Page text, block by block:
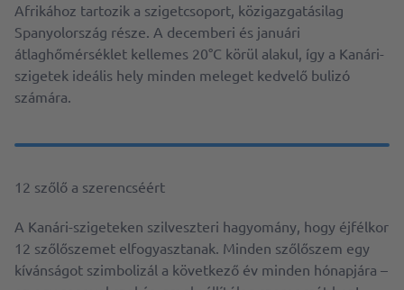
Afrikához tartozik a szigetcsoport, közigazgatásilag
Spanyolország része. A decemberi és januári
átlaghőmérséklet kellemes 20°C körül alakul, így a Kanári-
szigetek ideális hely minden meleget kedvelő bulizó
számára.
12 szőlő a szerencséért
A Kanári-szigeteken szilveszteri hagyomány, hogy éjfélkor
12 szőlőszemet elfogyasztanak. Minden szőlőszem egy
kívánságot szimbolizál a következő év minden hónapjára –